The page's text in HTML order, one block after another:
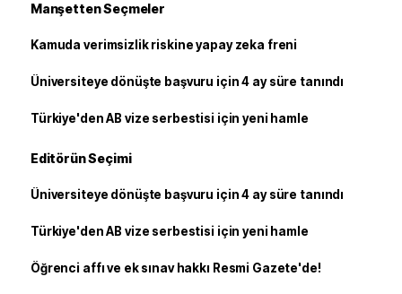
Manşetten Seçmeler
Kamuda verimsizlik riskine yapay zeka freni
Üniversiteye dönüşte başvuru için 4 ay süre tanındı
Türkiye'den AB vize serbestisi için yeni hamle
Editörün Seçimi
Üniversiteye dönüşte başvuru için 4 ay süre tanındı
Türkiye'den AB vize serbestisi için yeni hamle
Öğrenci affı ve ek sınav hakkı Resmi Gazete'de!